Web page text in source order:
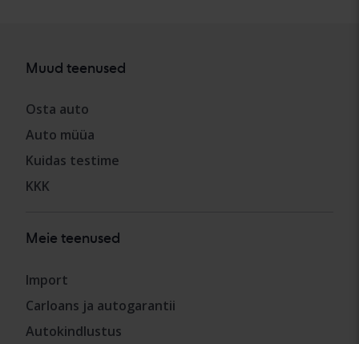
Muud teenused
Osta auto
Auto müüa
Kuidas testime
KKK
Meie teenused
Import
Carloans ja autogarantii
Autokindlustus